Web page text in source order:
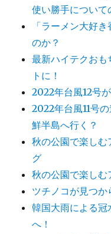
使い勝手につい
「ラーメン大好
のか？
最新ハイテクお
トに！
2022年台風12号
2022年台風11号
鮮半島へ行く？
秋の公園で楽しむ
グ
秋の公園で楽しむ
ツチノコが見つか
韓国大雨による
へ！